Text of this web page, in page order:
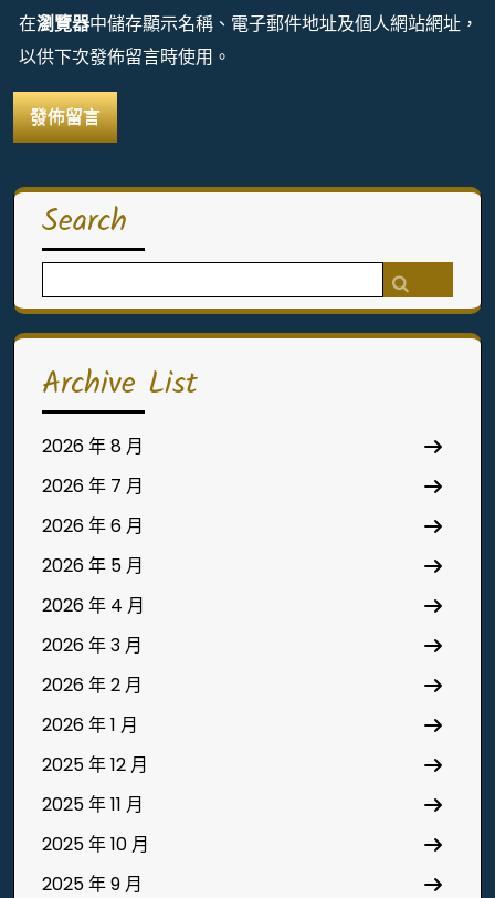
在瀏覽器中儲存顯示名稱、電子郵件地址及個人網站網址，
以供下次發佈留言時使用。
Search
for:
Archive List
2026 年 8 月
2026 年 7 月
2026 年 6 月
2026 年 5 月
2026 年 4 月
2026 年 3 月
2026 年 2 月
2026 年 1 月
2025 年 12 月
2025 年 11 月
2025 年 10 月
2025 年 9 月